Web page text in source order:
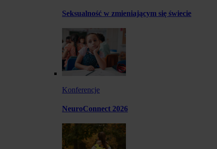
Seksualność w zmieniającym się świecie
Konferencje
NeuroConnect 2026